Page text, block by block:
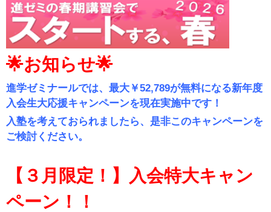
🌟お知らせ🌟
進学ゼミナールでは、最大￥52,789が無料になる新年度
入会生大応援キャンペーンを現在実施中です！
入塾を考えておられましたら、是非このキャンペーンを
ご検討ください。
【３月限定！】入会特大キャン
ペーン！！